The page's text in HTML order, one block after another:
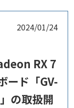
2024/01/24
RX 7
ード「GV-
の取扱開